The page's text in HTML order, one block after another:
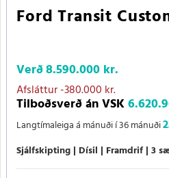
Ford Transit
Verð8.590.000 kr.
Afsláttur-380.000 kr.
Tilboðsverð án VSK
Langtímaleiga á mánuði í 36 mánuði
Sjálfskipting Dísil Framdrif 3